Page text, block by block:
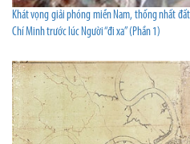
Khát vọng giải phóng miền Nam, thống nhất
Chí Minh trước lúc Người “đi xa” (Phần 1)